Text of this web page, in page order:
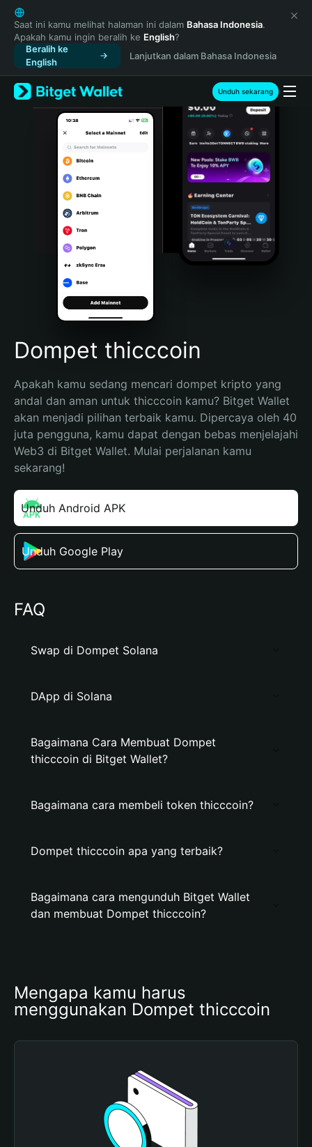
English
日本語
Tiếng Việt
Русский
Español (Latinoamérica)
Türkçe
Italiano
Português (Portugal)
Bahasa Indonesia
Português (Brasil)
Español (Argentina)
Saat ini kamu melihat halaman ini dalam Bahasa Indonesia.
Apakah kamu ingin beralih ke English?
Beralih ke
English
Lanjutkan dalam Bahasa Indonesia
Unduh sekarang
Dompet thicccoin
Apakah kamu sedang mencari dompet kripto yang
andal dan aman untuk thicccoin kamu? Bitget Wallet
akan menjadi pilihan terbaik kamu. Dipercaya oleh 40
juta pengguna, kamu dapat dengan bebas menjelajahi
Web3 di Bitget Wallet. Mulai perjalanan kamu
sekarang!
Unduh Android APK
Unduh Google Play
FAQ
Swap di Dompet Solana
DApp di Solana
Bagaimana Cara Membuat Dompet
thicccoin di Bitget Wallet?
Bagaimana cara membeli token thicccoin?
Dompet thicccoin apa yang terbaik?
Bagaimana cara mengunduh Bitget Wallet
dan membuat Dompet thicccoin?
Mengapa kamu harus
menggunakan Dompet thicccoin